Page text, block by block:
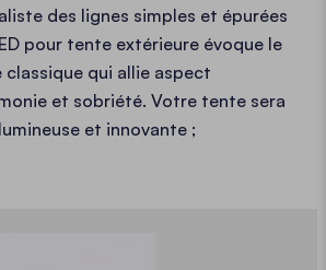
des lignes simples et épurées
pour tente extérieure évoque le
classique qui allie aspect
et sobriété. Votre tente sera
et innovante ;